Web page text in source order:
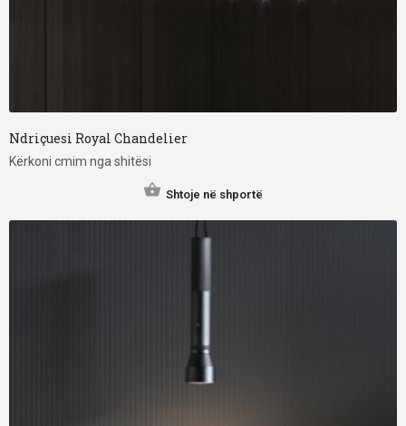
Ndriçuesi Royal Chandelier
Kërkoni cmim nga shitësi
Shtoje në shportë